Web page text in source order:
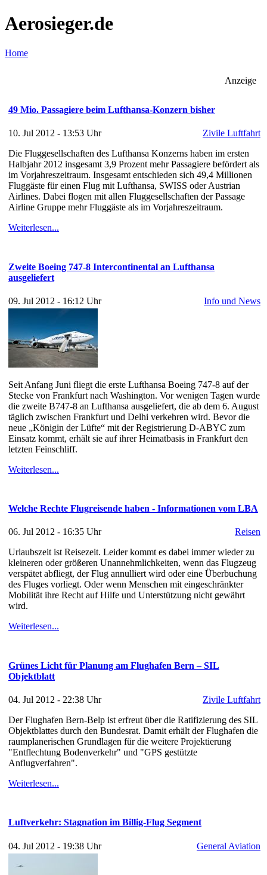
Aerosieger.de
Home
Anzeige
49 Mio. Passagiere beim Lufthansa-Konzern bisher
10. Jul 2012 - 13:53 Uhr
Zivile Luftfahrt
Die Fluggesellschaften des Lufthansa Konzerns haben im ersten
Halbjahr 2012 insgesamt 3,9 Prozent mehr Passagiere befördert als
im Vorjahreszeitraum. Insgesamt entschieden sich 49,4 Millionen
Fluggäste für einen Flug mit Lufthansa, SWISS oder Austrian
Airlines. Dabei flogen mit allen Fluggesellschaften der Passage
Airline Gruppe mehr Fluggäste als im Vorjahreszeitraum.
Weiterlesen...
Zweite Boeing 747-8 Intercontinental an Lufthansa
ausgeliefert
09. Jul 2012 - 16:12 Uhr Info und News
Seit Anfang Juni fliegt die erste Lufthansa Boeing 747-8 auf der
Stecke von Frankfurt nach Washington. Vor wenigen Tagen wurde
die zweite B747-8 an Lufthansa ausgeliefert, die ab dem 6. August
täglich zwischen Frankfurt und Delhi verkehren wird. Bevor die
neue „Königin der Lüfte“ mit der Registrierung D-ABYC zum
Einsatz kommt, erhält sie auf ihrer Heimatbasis in Frankfurt den
letzten Feinschliff.
Weiterlesen...
Welche Rechte Flugreisende haben - Informationen vom LBA
06. Jul 2012 - 16:35 Uhr
Reisen
Urlaubszeit ist Reisezeit. Leider kommt es dabei immer wieder zu
kleineren oder größeren Unannehmlichkeiten, wenn das Flugzeug
verspätet abfliegt, der Flug annulliert wird oder eine Überbuchung
des Fluges vorliegt. Oder wenn Menschen mit eingeschränkter
Mobilität ihre Recht auf Hilfe und Unterstützung nicht gewährt
wird.
Weiterlesen...
Grünes Licht für Planung am Flughafen Bern – SIL
Objektblatt
04. Jul 2012 - 22:38 Uhr
Zivile Luftfahrt
Der Flughafen Bern-Belp ist erfreut über die Ratifizierung des SIL
Objektblattes durch den Bundesrat. Damit erhält der Flughafen die
raumplanerischen Grundlagen für die weitere Projektierung
"Entflechtung Bodenverkehr" und "GPS gestützte
Anflugverfahren".
Weiterlesen...
Luftverkehr: Stagnation im Billig-Flug Segment
04. Jul 2012 - 19:38 Uhr General Aviation